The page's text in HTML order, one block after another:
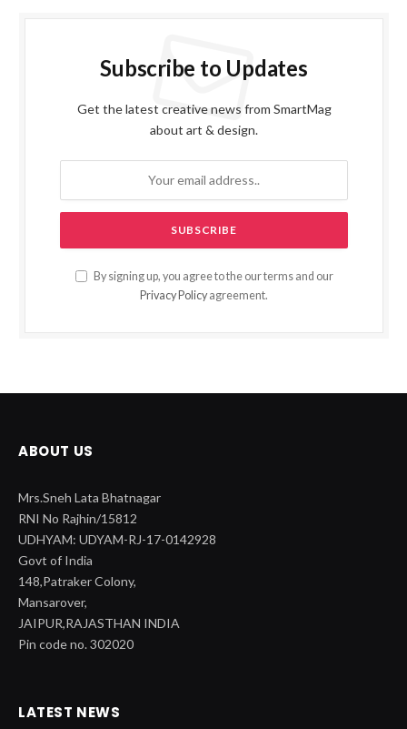
Subscribe to Updates
Get the latest creative news from SmartMag
about art & design.
By signing up, you agree to the our terms and our
Privacy Policy agreement.
ABOUT US
Mrs.Sneh Lata Bhatnagar
RNI No Rajhin/15812
UDHYAM: UDYAM-RJ-17-0142928
Govt of India
148,Patraker Colony,
Mansarover,
JAIPUR,RAJASTHAN INDIA
Pin code no. 302020
LATEST NEWS